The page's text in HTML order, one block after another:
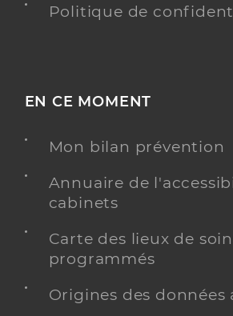
Politique de
EN CE MOMENT
Mon bilan prévention
Annuaire de
cabinets
Carte des lieux de
programmés
Origines des données